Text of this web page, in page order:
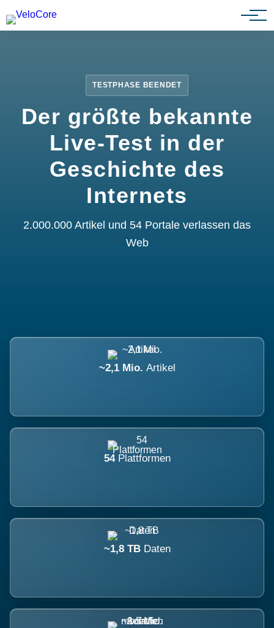
Partnerprogramm
TESTPHASE BEENDET
Der größte bekannte
Live-Test in der
Geschichte des
Internets
2.000.000 Artikel und 54 Portale verlassen das
Web
~2,1 Mio. Artikel
54 Plattformen
~1,8 TB Daten